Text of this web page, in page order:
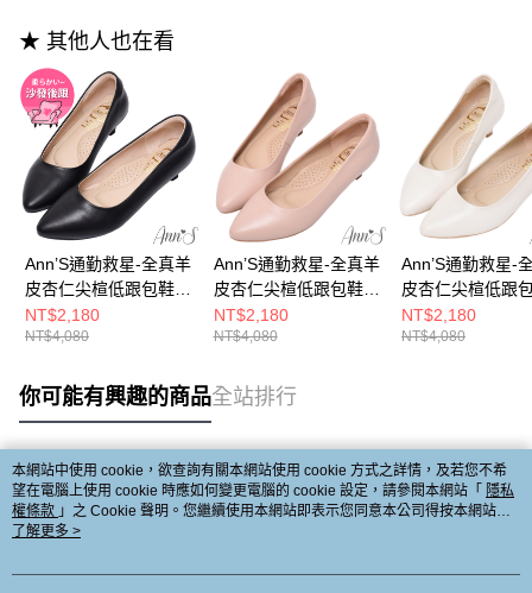
★ 其他人也在看
Ann’S通勤救星-全真羊
皮杏仁尖楦低跟包鞋
4cm-黑
NT$2,180
NT$4,080
Ann’S通勤救星-全真羊
皮杏仁尖楦低跟包鞋
4cm-粉
NT$2,180
NT$4,080
Ann’S通勤救星-
皮杏仁尖楦低跟
4cm-米白
NT$2,180
NT$4,080
你可能有興趣的商品全站排行
熱門標籤
本網站中使用 cookie，欲查詢有關本網站使用 cookie 方式之詳情，及若您不希
望在電腦上使用 cookie 時應如何變更電腦的 cookie 設定，請參閱本網站「 隱私
權條款 」之 Cookie 聲明。您繼續使用本網站即表示您同意本公司得按本網站使
用條款之 Cookie 聲明使用 cookie。
了解更多 >